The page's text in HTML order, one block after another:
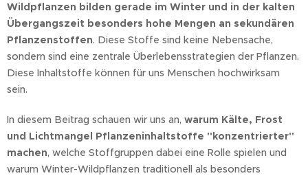
Wildpflanzen bilden gerade im Winter und in der kalten
Übergangszeit besonders hohe Mengen an sekundären
Pflanzenstoffen. Diese Stoffe sind keine Nebensache,
sondern sind eine zentrale Überlebensstrategien der Pflanzen.
Diese Inhaltstoffe können für uns Menschen hochwirksam
sein.
In diesem Beitrag schauen wir uns an, warum Kälte, Frost
und Lichtmangel Pflanzeninhaltstoffe "konzentrierter"
machen, welche Stoffgruppen dabei eine Rolle spielen und
warum Winter-Wildpflanzen traditionell als besonders